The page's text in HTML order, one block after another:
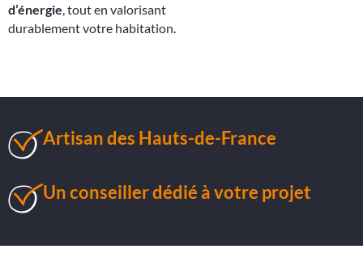
d’énergie , tout en valorisant
durablement votre habitation.
Artisan des Hauts-de-France
Un conseiller dédié à votre projet